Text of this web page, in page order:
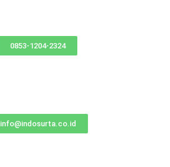
0853-1204-2324
info@indosurta.co.id